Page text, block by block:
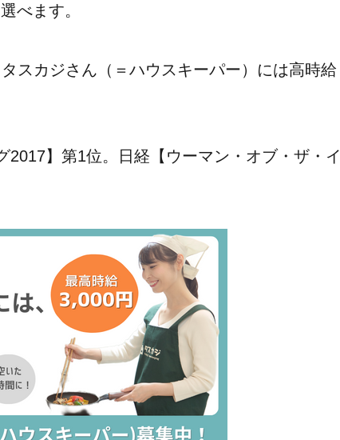
べます。
スカジさん（＝ハウスキーパー）には高時給
2017】第1位。日経【ウーマン・オブ・ザ・イ